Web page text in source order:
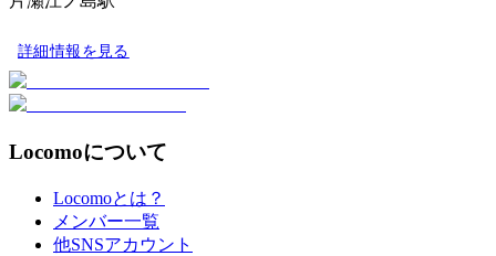
詳細情報を見る
Locomoについて
Locomoとは？
メンバー一覧
他SNSアカウント